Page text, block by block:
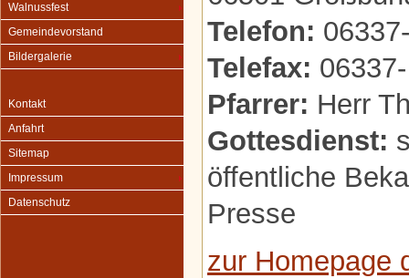
Walnussfest
Gemeindevorstand
Bildergalerie
Kontakt
Anfahrt
Sitemap
Impressum
Datenschutz
Telefon:
Telefax:
Pfarrer: Herr
Gottesdienst:
öffentliche
Presse
zur Homepage